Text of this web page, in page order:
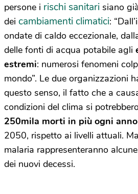
persone i rischi sanitari siano
dei cambiamenti climatici:
ondate di caldo eccezionale,
delle fonti di acqua potabile agli
estremi: numerosi fenomeni
mondo”. Le due organizzazioni
questo senso, il fatto che a
condizioni del clima si
250mila morti in più ogni anno
2050, rispetto ai livelli attuali.
malaria rappresenteranno
dei nuovi decessi.